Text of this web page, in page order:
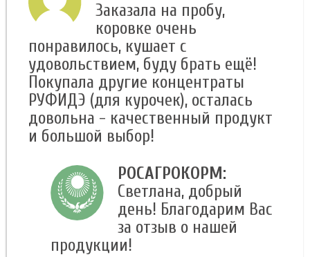
Заказала на пробу,
коровке очень
понравилось, кушает с
удовольствием, буду брать ещё!
Покупала другие концентраты
РУФИДЭ (для курочек), осталась
довольна - качественный продукт
и большой выбор!
РОСАГРОКОРМ:
Светлана, добрый
день! Благодарим Вас
за отзыв о нашей
продукции!